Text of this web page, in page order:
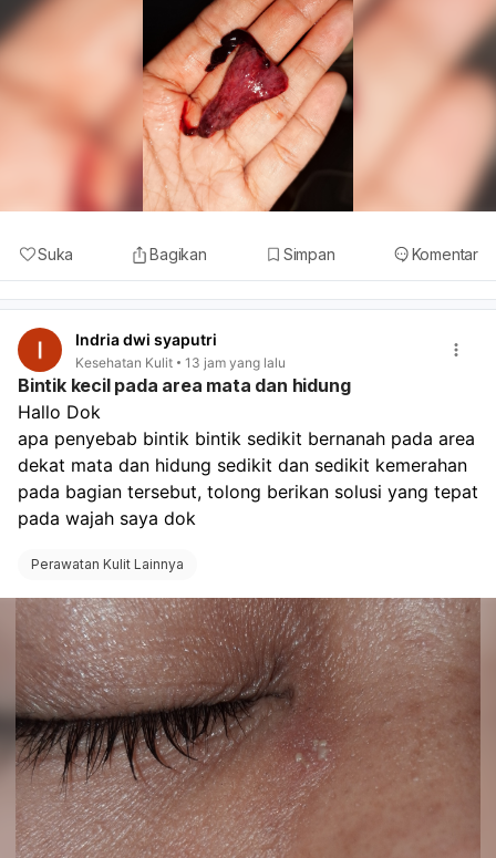
Suka Bagikan Simpan Komentar
Indria dwi syaputri
Kesehatan Kulit 13 jam yang lalu
Bintik kecil pada area mata dan hidung
Hallo Dok
apa penyebab bintik bintik sedikit bernanah pada area
dekat mata dan hidung sedikit dan sedikit kemerahan
pada bagian tersebut, tolong berikan solusi yang tepat
pada wajah saya dok
Perawatan Kulit Lainnya